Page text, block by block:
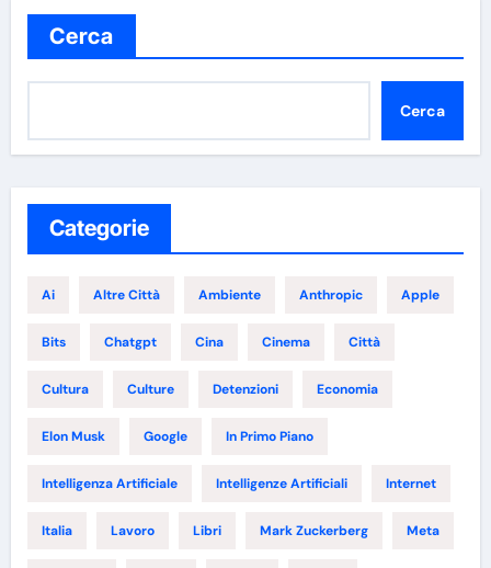
Cerca
Cerca
Categorie
Ai Altre Città Ambiente Anthropic Apple
Bits Chatgpt Cina Cinema Città
Cultura Culture Detenzioni Economia
Elon Musk Google In Primo Piano
Intelligenza Artificiale Intelligenze Artificiali Internet
Italia Lavoro Libri Mark Zuckerberg Meta